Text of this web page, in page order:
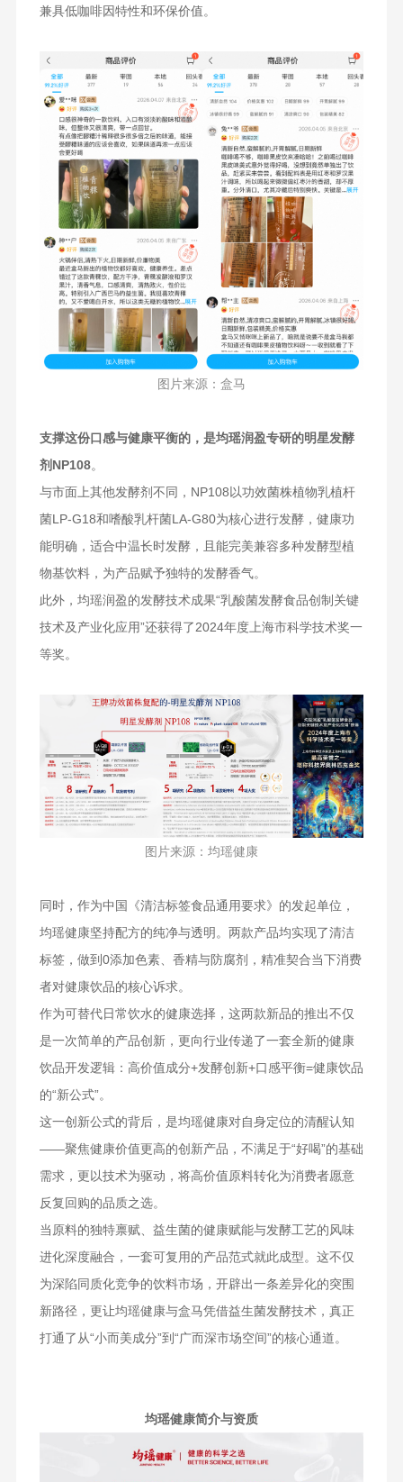
兼具低咖啡因特性和环保价值。
图片来源：盒马
支撑这份口感与健康平衡的，是均瑶润盈专研的明星发酵
剂NP108。
与市面上其他发酵剂不同，NP108以功效菌株植物乳植杆
菌LP-G18和嗜酸乳杆菌LA-G80为核心进行发酵，健康功
能明确，适合中温长时发酵，且能完美兼容多种发酵型植
物基饮料，为产品赋予独特的发酵香气。
此外，均瑶润盈的发酵技术成果“乳酸菌发酵食品创制关键
技术及产业化应用”还获得了2024年度上海市科学技术奖一
等奖。
图片来源：均瑶健康
同时，作为中国《清洁标签食品通用要求》的发起单位，
均瑶健康坚持配方的纯净与透明。两款产品均实现了清洁
标签，做到0添加色素、香精与防腐剂，精准契合当下消费
者对健康饮品的核心诉求。
作为可替代日常饮水的健康选择，这两款新品的推出不仅
是一次简单的产品创新，更向行业传递了一套全新的健康
饮品开发逻辑：高价值成分+发酵创新+口感平衡=健康饮品
的“新公式”。
这一创新公式的背后，是均瑶健康对自身定位的清醒认知
——聚焦健康价值更高的创新产品，不满足于“好喝”的基础
需求，更以技术为驱动，将高价值原料转化为消费者愿意
反复回购的品质之选。
当原料的独特禀赋、益生菌的健康赋能与发酵工艺的风味
进化深度融合，一套可复用的产品范式就此成型。这不仅
为深陷同质化竞争的饮料市场，开辟出一条差异化的突围
新路径，更让均瑶健康与盒马凭借益生菌发酵技术，真正
打通了从“小而美成分”到“广而深市场空间”的核心通道。
均瑶健康简介与资质